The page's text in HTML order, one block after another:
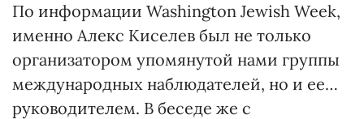
По информации Washington Jewish Week,
именно Алекс Киселев был не только
организатором упомянутой нами группы
международных наблюдателей, но и ее…
руководителем. В беседе же с